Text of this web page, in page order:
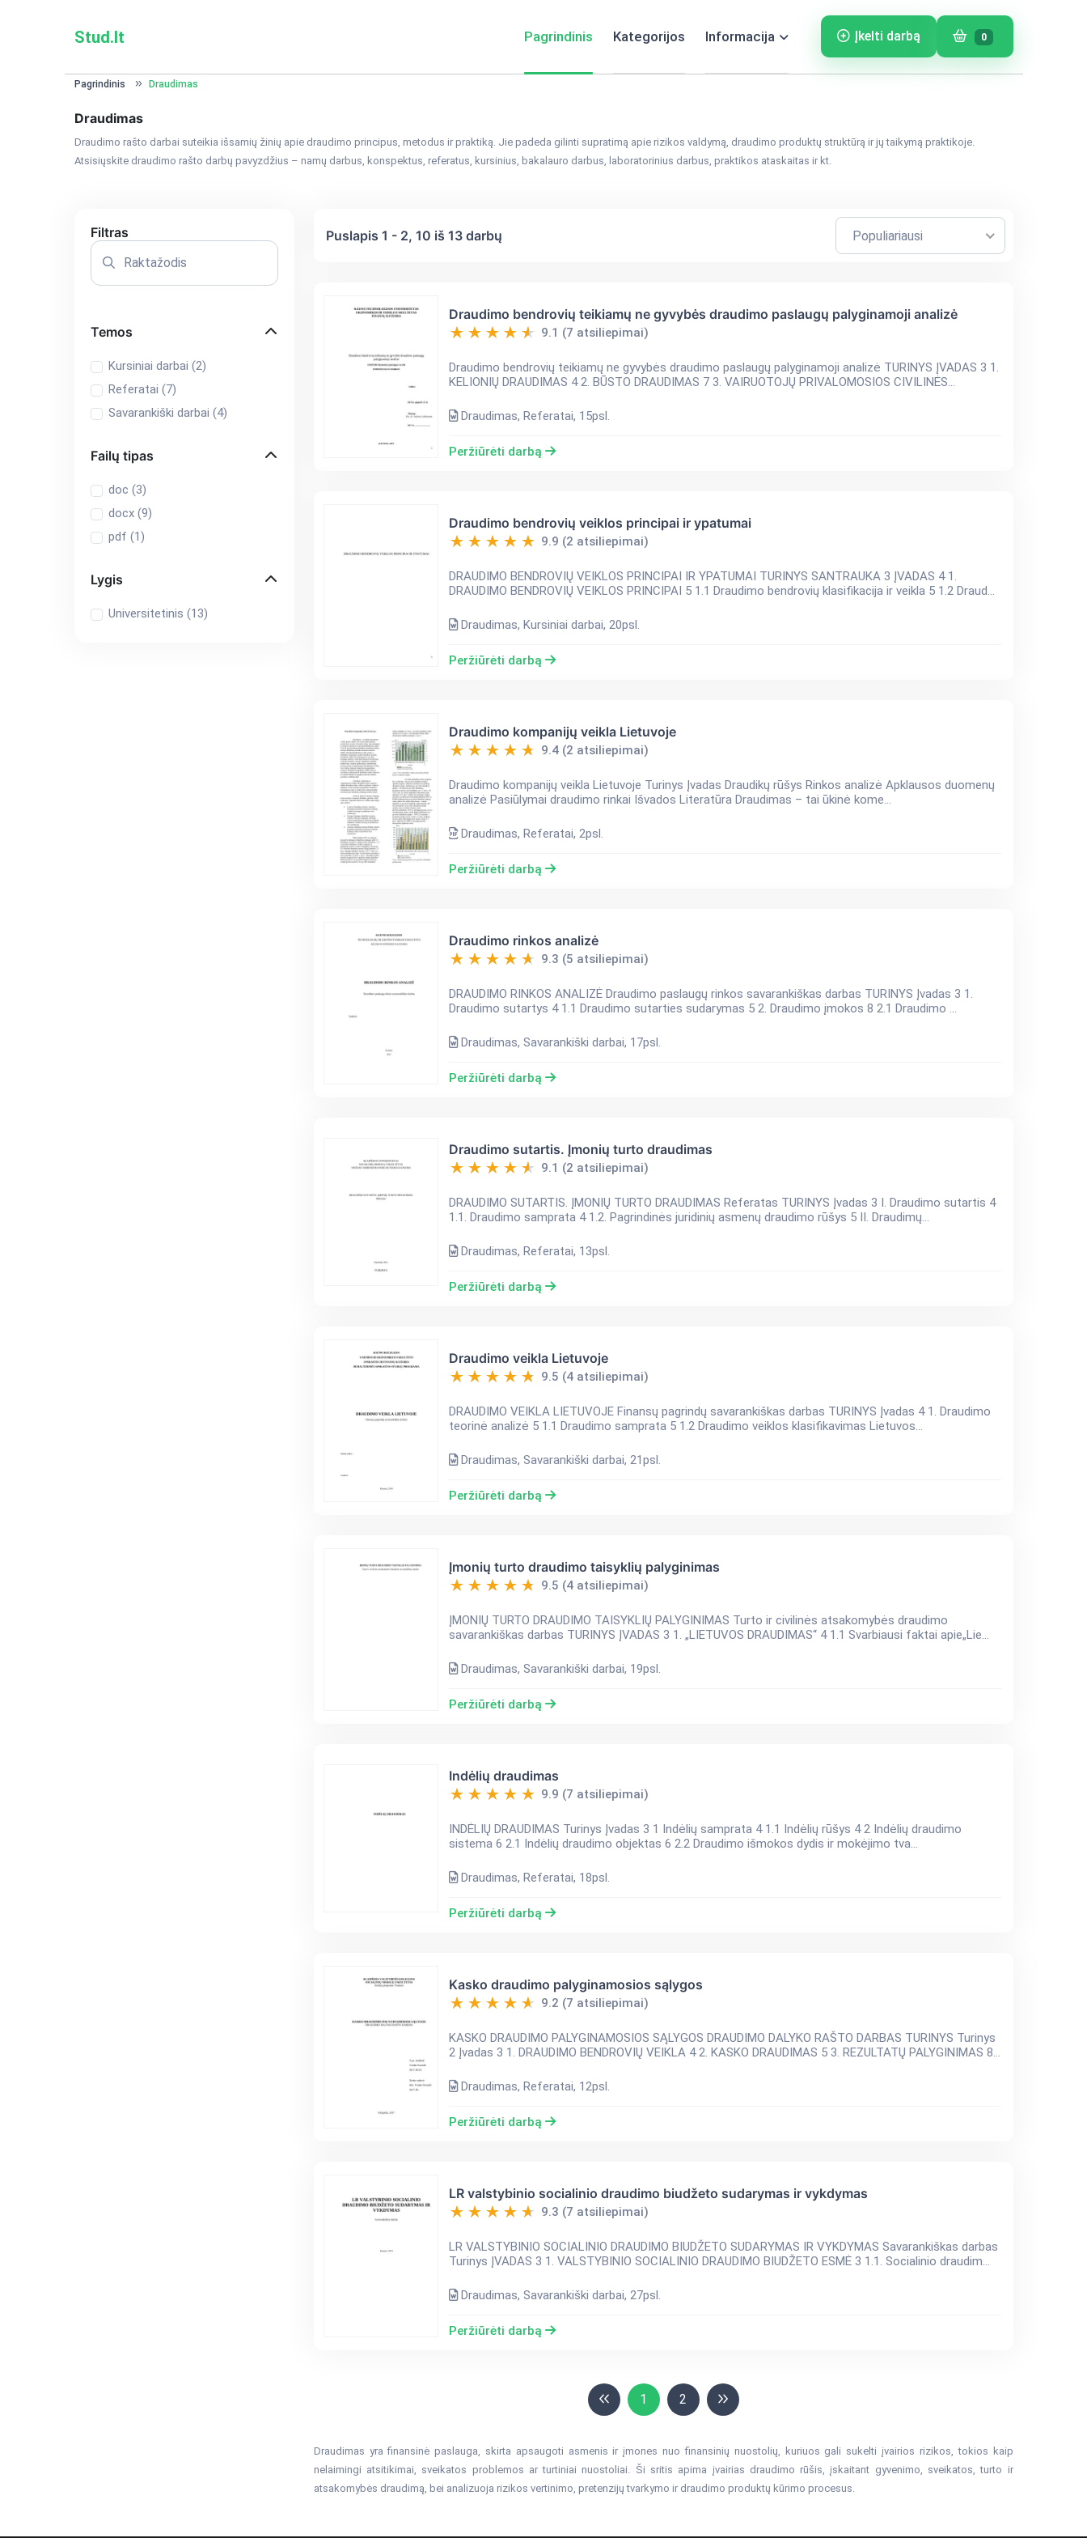
Stud.lt Pagrindinis Kategorijos Informacija Įkelti darbą 0
Pagrindinis Draudimas
Draudimas
Draudimo rašto darbai suteikia išsamių žinių apie draudimo principus, metodus ir praktiką. Jie padeda gilinti supratimą apie rizikos valdymą, draudimo produktų struktūrą ir jų taikymą praktikoje.
Atsisiųskite draudimo rašto darbų pavyzdžius – namų darbus, konspektus, referatus, kursinius, bakalauro darbus, laboratorinius darbus, praktikos ataskaitas ir kt.
Filtras
Temos
Kursiniai darbai (2)
Referatai (7)
Savarankiški darbai (4)
Failų tipas
doc (3)
docx (9)
pdf (1)
Lygis
Universitetinis (13)
Puslapis 1 - 2, 10 iš 13darbų Populiariausi
Draudimo bendrovių teikiamų ne gyvybės draudimo paslaugų palyginamoji analizė
9.1 (7 atsiliepimai)
Draudimo bendrovių teikiamų ne gyvybės draudimo paslaugų palyginamoji analizė TURINYS ĮVADAS 3 1.
KELIONIŲ DRAUDIMAS 4 2. BŪSTO DRAUDIMAS 7 3. VAIRUOTOJŲ PRIVALOMOSIOS CIVILINĖS...
Draudimas, Referatai, 15psl.
Peržiūrėti darbą
Draudimo bendrovių veiklos principai ir ypatumai
9.9 (2 atsiliepimai)
DRAUDIMO BENDROVIŲ VEIKLOS PRINCIPAI IR YPATUMAI TURINYS SANTRAUKA 3 ĮVADAS 4 1.
DRAUDIMO BENDROVIŲ VEIKLOS PRINCIPAI 5 1.1 Draudimo bendrovių klasifikacija ir veikla 5 1.2 Draud...
Draudimas, Kursiniai darbai, 20psl.
Peržiūrėti darbą
Draudimo kompanijų veikla Lietuvoje
9.4 (2 atsiliepimai)
Draudimo kompanijų veikla Lietuvoje Turinys Įvadas Draudikų rūšys Rinkos analizė Apklausos duomenų
analizė Pasiūlymai draudimo rinkai Išvados Literatūra Draudimas – tai ūkinė kome...
Draudimas, Referatai, 2psl.
Peržiūrėti darbą
Draudimo rinkos analizė
9.3 (5 atsiliepimai)
DRAUDIMO RINKOS ANALIZĖ Draudimo paslaugų rinkos savarankiškas darbas TURINYS Įvadas 3 1.
Draudimo sutartys 4 1.1 Draudimo sutarties sudarymas 5 2. Draudimo įmokos 8 2.1 Draudimo ...
Draudimas, Savarankiški darbai, 17psl.
Peržiūrėti darbą
Draudimo sutartis. Įmonių turto draudimas
9.1 (2 atsiliepimai)
DRAUDIMO SUTARTIS. ĮMONIŲ TURTO DRAUDIMAS Referatas TURINYS Įvadas 3 I. Draudimo sutartis 4
1.1. Draudimo samprata 4 1.2. Pagrindinės juridinių asmenų draudimo rūšys 5 II. Draudimų...
Draudimas, Referatai, 13psl.
Peržiūrėti darbą
Draudimo veikla Lietuvoje
9.5 (4 atsiliepimai)
DRAUDIMO VEIKLA LIETUVOJE Finansų pagrindų savarankiškas darbas TURINYS Įvadas 4 1. Draudimo
teorinė analizė 5 1.1 Draudimo samprata 5 1.2 Draudimo veiklos klasifikavimas Lietuvos...
Draudimas, Savarankiški darbai, 21psl.
Peržiūrėti darbą
Įmonių turto draudimo taisyklių palyginimas
9.5 (4 atsiliepimai)
ĮMONIŲ TURTO DRAUDIMO TAISYKLIŲ PALYGINIMAS Turto ir civilinės atsakomybės draudimo
savarankiškas darbas TURINYS ĮVADAS 3 1. „LIETUVOS DRAUDIMAS“ 4 1.1 Svarbiausi faktai apie„Lie...
Draudimas, Savarankiški darbai, 19psl.
Peržiūrėti darbą
Indėlių draudimas
9.9 (7 atsiliepimai)
INDĖLIŲ DRAUDIMAS Turinys Įvadas 3 1 Indėlių samprata 4 1.1 Indėlių rūšys 4 2 Indėlių draudimo
sistema 6 2.1 Indėlių draudimo objektas 6 2.2 Draudimo išmokos dydis ir mokėjimo tva...
Draudimas, Referatai, 18psl.
Peržiūrėti darbą
Kasko draudimo palyginamosios sąlygos
9.2 (7 atsiliepimai)
KASKO DRAUDIMO PALYGINAMOSIOS SĄLYGOS DRAUDIMO DALYKO RAŠTO DARBAS TURINYS Turinys
2 Įvadas 3 1. DRAUDIMO BENDROVIŲ VEIKLA 4 2. KASKO DRAUDIMAS 5 3. REZULTATŲ PALYGINIMAS 8
Draudimas, Referatai, 12psl.
Peržiūrėti darbą
LR valstybinio socialinio draudimo biudžeto sudarymas ir vykdymas
9.3 (7 atsiliepimai)
LR VALSTYBINIO SOCIALINIO DRAUDIMO BIUDŽETO SUDARYMAS IR VYKDYMAS Savarankiškas darbas
Turinys ĮVADAS 3 1. VALSTYBINIO SOCIALINIO DRAUDIMO BIUDŽETO ESMĖ 3 1.1. Socialinio draudim...
Draudimas, Savarankiški darbai, 27psl.
Peržiūrėti darbą
1 2
Draudimas yra finansinė paslauga, skirta apsaugoti asmenis ir įmones nuo finansinių nuostolių, kuriuos gali sukelti įvairios rizikos, tokios kaip
nelaimingi atsitikimai, sveikatos problemos ar turtiniai nuostoliai. Ši sritis apima įvairias draudimo rūšis, įskaitant gyvenimo, sveikatos, turto ir
atsakomybės draudimą, bei analizuoja rizikos vertinimo, pretenzijų tvarkymo ir draudimo produktų kūrimo procesus.